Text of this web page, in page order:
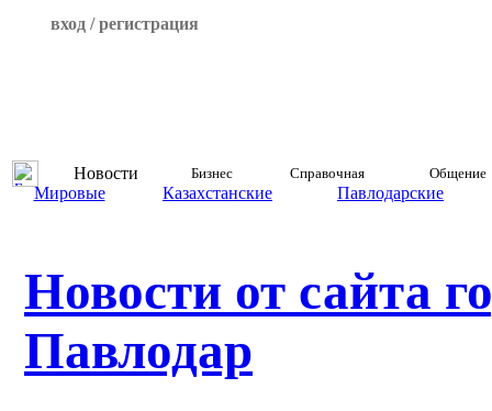
вход / регистрация
Новости Бизнес Справочная Общение
Мировые Казахстанские Павлодарские
Новости от сайта
Павлодар